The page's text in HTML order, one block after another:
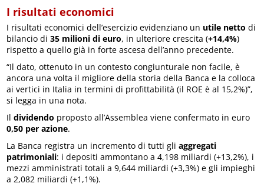
I risultati economici
I risultati economici dell’esercizio evidenziano un utile netto di
bilancio di35 milioni di euro, in ulteriore crescita (+14,4%)
rispetto a quello già in forte ascesa dell’anno precedente.
“Il dato, ottenuto in un contesto congiunturale non facile, è
ancora una volta il migliore della storia della Banca e la colloca
ai vertici in Italia in termini di profittabilità (il ROE è al 15,2%)”,
si legga in una nota.
Ildividendo proposto all’Assemblea viene confermato in euro
0,50 per azione.
La Banca registra un incremento di tutti gliaggregati
patrimoniali: i depositi ammontano a 4,198 miliardi (+13,2%), i
mezzi amministrati totali a 9,644 miliardi (+3,3%) e gli impieghi
a 2,082 miliardi (+1,1%).